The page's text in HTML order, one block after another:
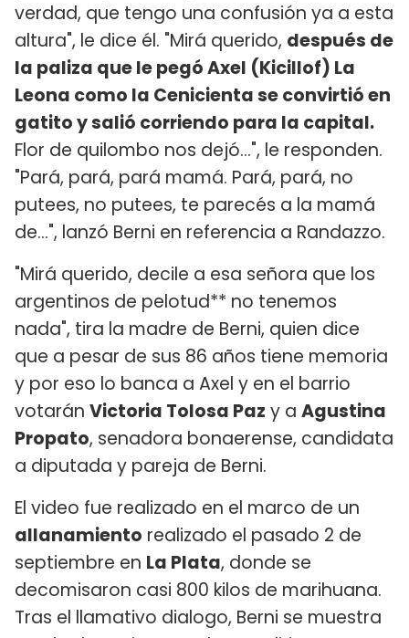
verdad, que tengo una confusión ya a esta
altura", le dice él. "Mirá querido, después de
la paliza que le pegó Axel (Kicillof) La
Leona como la Cenicienta se convirtió en
gatito y salió corriendo para la capital.
Flor de quilombo nos dejó...", le responden.
"Pará, pará, pará mamá. Pará, pará, no
putees, no putees, te parecés a la mamá
de...", lanzó Berni en referencia a Randazzo.
"Mirá querido, decile a esa señora que los
argentinos de pelotud** no tenemos
nada", tira la madre de Berni, quien dice
que a pesar de sus 86 años tiene memoria
y por eso lo banca a Axel y en el barrio
votarán Victoria Tolosa Paz y a Agustina
Propato, senadora bonaerense, candidata
a diputada y pareja de Berni.
El video fue realizado en el marco de un
allanamiento realizado el pasado 2 de
septiembre en La Plata, donde se
decomisaron casi 800 kilos de marihuana.
Tras el llamativo dialogo, Berni se muestra